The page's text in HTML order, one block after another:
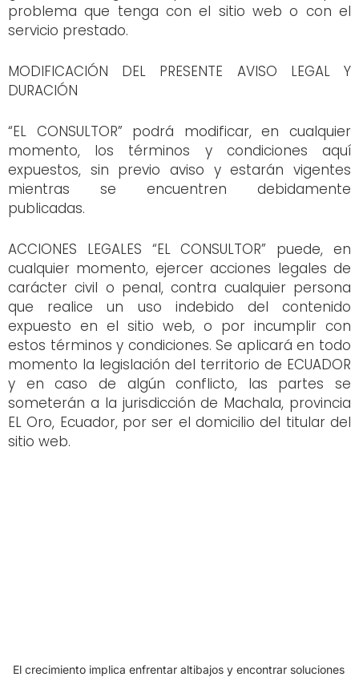
problema que tenga con el sitio web o con el
servicio prestado.
MODIFICACIÓN DEL PRESENTE AVISO LEGAL Y
DURACIÓN
“EL CONSULTOR” podrá modificar, en cualquier
momento, los términos y condiciones aquí
expuestos, sin previo aviso y estarán vigentes
mientras se encuentren debidamente
publicadas.
ACCIONES LEGALES “EL CONSULTOR” puede, en
cualquier momento, ejercer acciones legales de
carácter civil o penal, contra cualquier persona
que realice un uso indebido del contenido
expuesto en el sitio web, o por incumplir con
estos términos y condiciones. Se aplicará en todo
momento la legislación del territorio de ECUADOR
y en caso de algún conflicto, las partes se
someterán a la jurisdicción de Machala, provincia
EL Oro, Ecuador, por ser el domicilio del titular del
sitio web.
El crecimiento implica enfrentar altibajos y encontrar soluciones